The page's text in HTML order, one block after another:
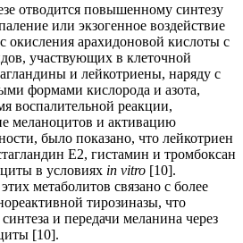
отводится повышенному синтезу
или экзогенное воздействие
окисления арахидоновой кислоты с
участвующих в клеточной
и лейкотриены, наряду с
формами кислорода и азота,
воспалительной реакции,
меланоцитов и активацию
было показано, что лейкотриен
E2, гистамин и тромбоксан
в условиях in vitro [10].
метаболитов связано с более
тирозиназы, что
и передачи меланина через
[10].